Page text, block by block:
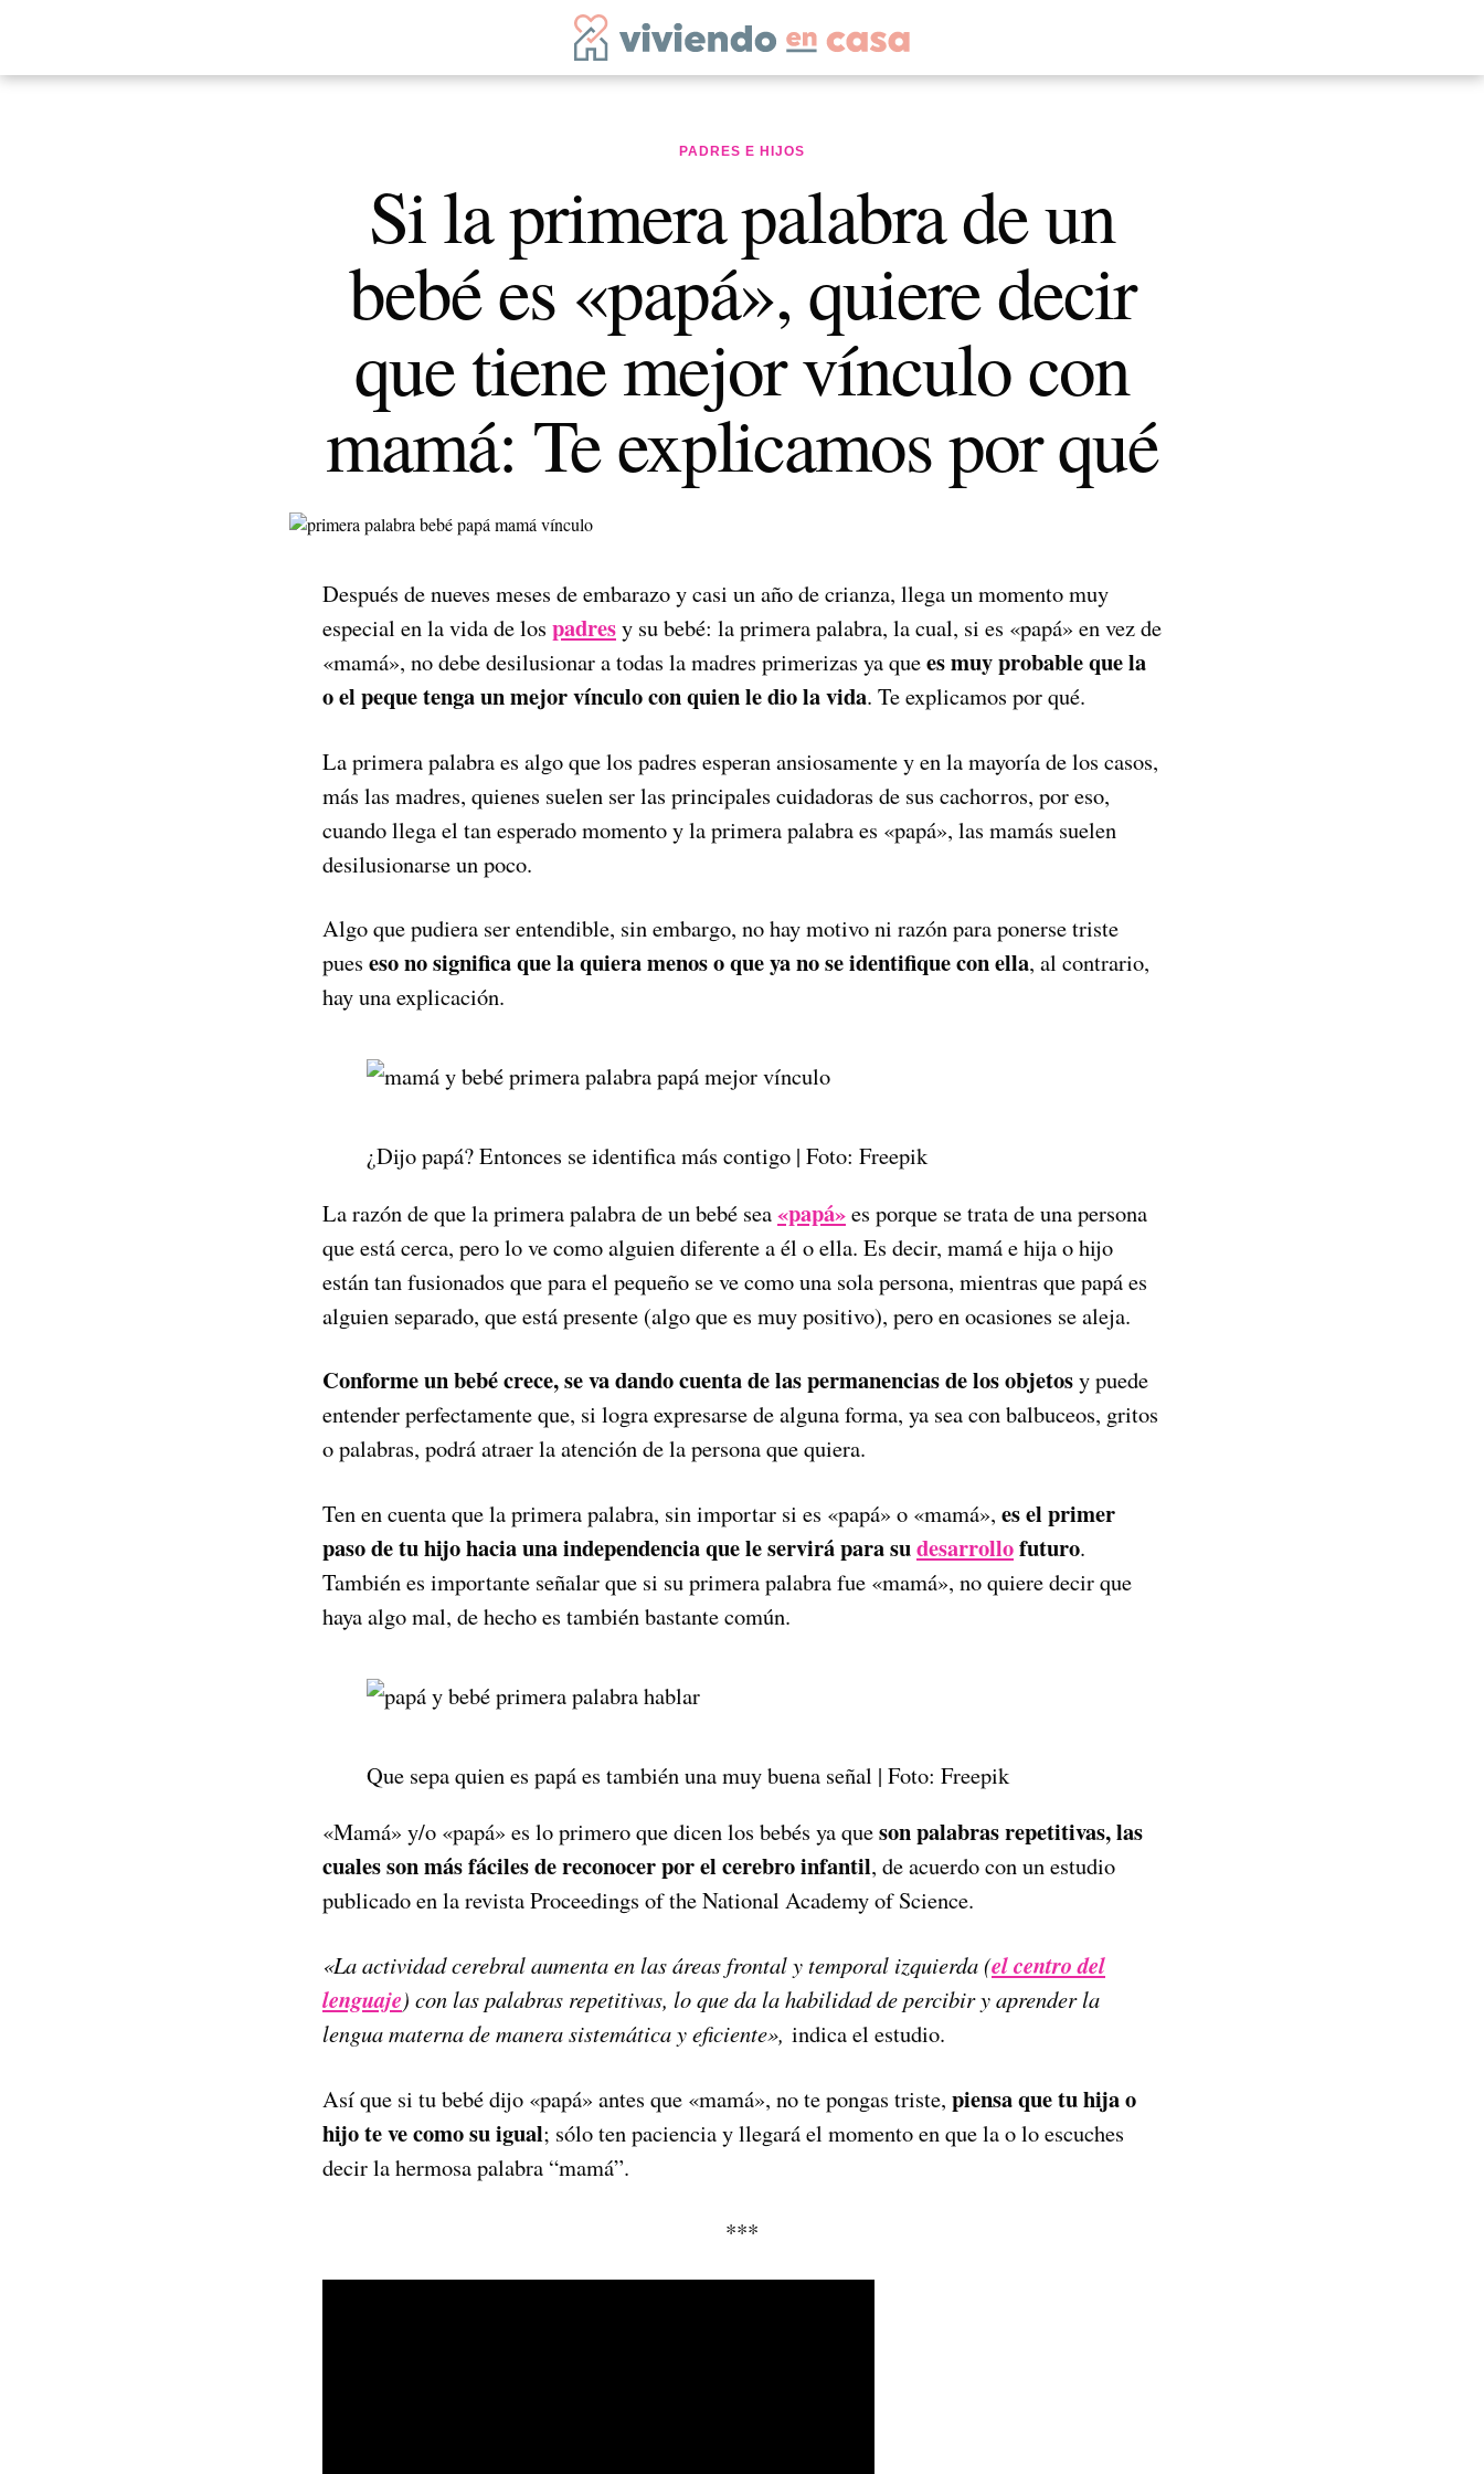
PADRES E HIJOS
Si la primera palabra de un
bebé es «papá», quiere decir
que tiene mejor vínculo con
mamá: Te explicamos por qué
Después de nueves meses de embarazo y casi un año de crianza, llega un momento muy
especial en la vida de los padresy su bebé: la primera palabra, la cual, si es «papá» en vez de
«mamá», no debe desilusionar a todas la madres primerizas ya quees muy probable que la
o el peque tenga un mejor vínculo con quien le dio la vida. Te explicamos por qué.
La primera palabra es algo que los padres esperan ansiosamente y en la mayoría de los casos,
más las madres, quienes suelen ser las principales cuidadoras de sus cachorros, por eso,
cuando llega el tan esperado momento y la primera palabra es «papá», las mamás suelen
desilusionarse un poco.
Algo que pudiera ser entendible, sin embargo, no hay motivo ni razón para ponerse triste
pues eso no significa que la quiera menos o que ya no se identifique con ella, al contrario,
hay una explicación.
¿Dijo papá? Entonces se identifica más contigo | Foto: Freepik
La razón de que la primera palabra de un bebé sea«papá»es porque se trata de una persona
que está cerca, pero lo ve como alguien diferente a él o ella. Es decir, mamá e hija o hijo
están tan fusionados que para el pequeño se ve como una sola persona, mientras que papá es
alguien separado, que está presente (algo que es muy positivo), pero en ocasiones se aleja.
Conforme un bebé crece, se va dando cuenta de las permanencias de los objetosy puede
entender perfectamente que, si logra expresarse de alguna forma, ya sea con balbuceos, gritos
o palabras, podrá atraer la atención de la persona que quiera.
Ten en cuenta que la primera palabra, sin importar si es «papá» o «mamá», es el primer
paso de tu hijo hacia una independencia que le servirá para sudesarrollofuturo.
También es importante señalar que si su primera palabra fue «mamá», no quiere decir que
haya algo mal, de hecho es también bastante común.
Que sepa quien es papá es también una muy buena señal | Foto: Freepik
«Mamá» y/o «papá» es lo primero que dicen los bebés ya queson palabras repetitivas, las
cuales son más fáciles de reconocer por el cerebro infantil, de acuerdo con un estudio
publicado en la revista Proceedings of the National Academy of Science.
«La actividad cerebral aumenta en las áreas frontal y temporal izquierda (el centro del
lenguaje) con las palabras repetitivas, lo que da la habilidad de percibir y aprender la
lengua materna de manera sistemática y eficiente», indica el estudio.
Así que si tu bebé dijo «papá» antes que «mamá», no te pongas triste, piensa que tu hija o
hijo te ve como su igual; sólo ten paciencia y llegará el momento en que la o lo escuches
decir la hermosa palabra “mamá”.
***